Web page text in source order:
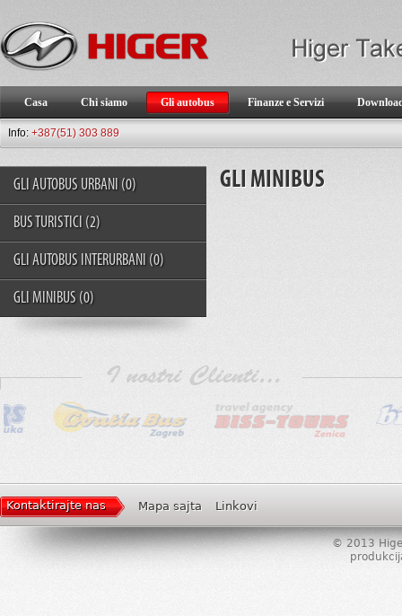
Casa Chi siamo Gli autobus Finanze e Servizi
Info: +387(51) 303 889
GLI AUTOBUS URBANI (0)
BUS TURISTICI (2)
GLI AUTOBUS INTERURBANI (0)
GLI MINIBUS (0)
GLI MINIBUS
Kontaktirajte nas Mapa sajta Linkovi
© 2013